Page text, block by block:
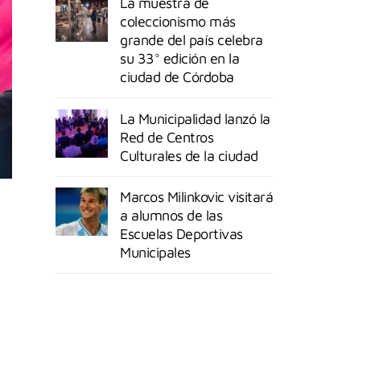
coleccionismo más
grande del país celebra
su 33° edición en la
ciudad de Córdoba
La Municipalidad lanzó la
Red de Centros
Culturales de la ciudad
Marcos Milinkovic visitará
a alumnos de las
Escuelas Deportivas
Municipales